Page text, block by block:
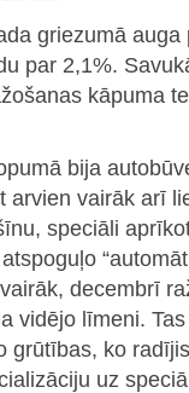
griezumā auga
par 2,1%.
kāpuma
bija
arvien vairāk arī
speciāli
decembrī
vidējo līmeni.
grūtības, ko
uz